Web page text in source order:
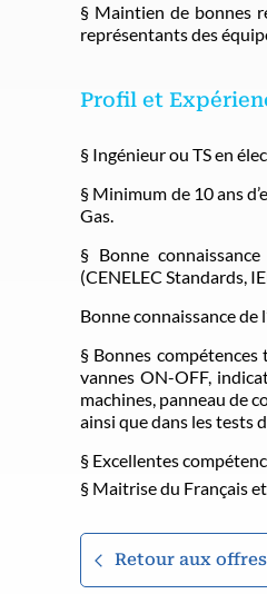
§ Maintien de bonnes
représentants des
Profil et
§ Ingénieur ou TS en
§ Minimum de 10 ans
Gas.
§ Bonne
(CENELEC Standards,
Bonne connaissance
§ Bonnes
vannes ON-OFF,
machines, panneau de
ainsi que dans les tests
§ Excellentes
§ Maitrise du Français
Retour aux offres